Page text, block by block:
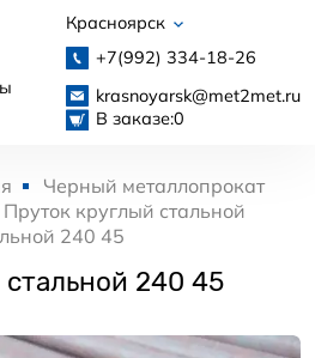
Красноярск
+7(992) 334-18-26
krasnoyarsk@met2met.ru
В заказе:0
Черный металлопрокат
Пруток круглый стальной
240 45
240 45